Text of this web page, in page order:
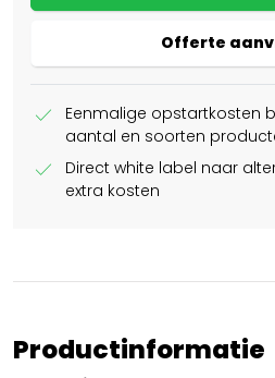
Offerte
check
Eenmalige opstartkosten
aantal en soorten
check
Direct white label naar
extra kosten
Productinformatie